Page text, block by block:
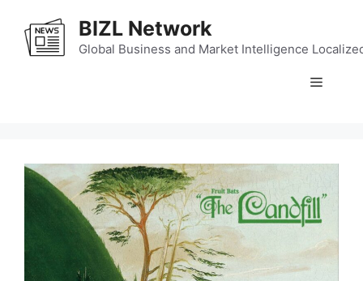
content
BIZL Network
Global Business and Market Intelligence
Menu